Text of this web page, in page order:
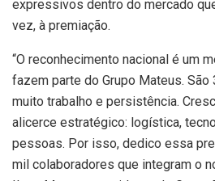
expressivos dentro do mercado
vez, à premiação.
“O reconhecimento nacional é um
fazem parte do Grupo Mateus.
muito trabalho e persistência.
alicerce estratégico: logística,
pessoas. Por isso, dedico essa
mil colaboradores que integram o